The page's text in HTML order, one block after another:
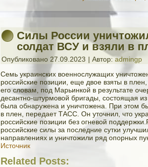
Силы России
солдат ВСУ и взяли в
Опубликовано 27.09.2023 | Автор: admingp
Семь украинских военнослужащих
российские позиции, еще двое взяты в
его словам, под Марьинкой в результате
десантно-штурмовой бригады, состоящая
была обнаружена и уничтожена. При этом
в плен, передает ТАСС. Он уточнил, что
российские позиции без огневой
российские силы за последние сутки
направлениях и уничтожили ряд опорных
Источник
Related Posts: